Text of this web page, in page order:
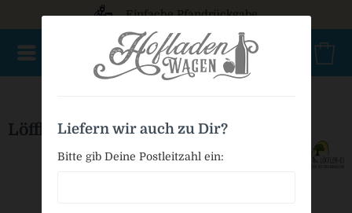
Einfache Pfandrückgabe
Löffler Spirelli-Nudeln
Liefern wir auch zu Dir?
Bitte gib Deine Postleitzahl ein: